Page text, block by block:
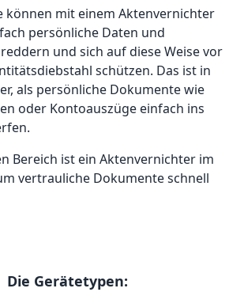
können mit einem Aktenvernichter
persönliche Daten und
und sich auf diese Weise vor
schützen. Das ist in
als persönliche Dokumente wie
oder Kontoauszüge einfach ins
Bereich ist ein Aktenvernichter im
vertrauliche Dokumente schnell
Die Gerätetypen: